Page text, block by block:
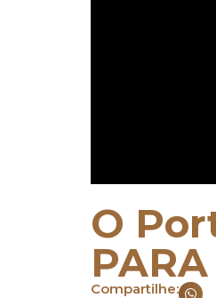
O
Compartilhe: